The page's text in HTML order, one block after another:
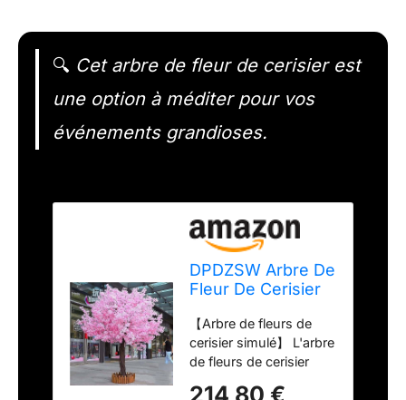
🔍 Cet arbre de fleur de cerisier est
une option à méditer pour vos
événements grandioses.
DPDZSW Arbre De
Fleur De Cerisier
Grande Plante,
Fleur De Soie
Sakura Artificielle
Faite à La Main,
【Arbre de fleurs de
cerisier simulé】 L'arbre
de fleurs de cerisier